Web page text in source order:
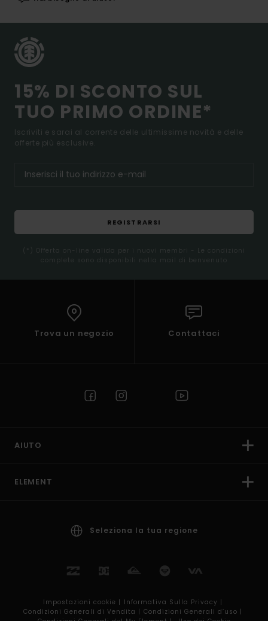
15% DI SCONTO SUL
TUO PRIMO ORDINE*
Iscriviti e sarai al corrente delle ultimissime novità e delle
offerte più esclusive.
REGISTRARSI
(*) Offerta on-line valida per i nuovi membri - Le condizioni
complete sono disponibili nella mail di benvenuto
Trova un negozio Contattaci
AIUTO
ELEMENT
Seleziona la tua regione
Impostazioni cookie | Informativa Sulla Privacy |
Condizioni Generali di Vendita | Condizioni Generali d’uso |